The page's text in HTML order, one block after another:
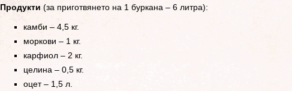
Продукти (за приготвянето на 1 буркана – 6 литра):
камби – 4,5 кг.
моркови – 1 кг.
карфиол – 2 кг.
целина – 0,5 кг.
оцет – 1,5 л.